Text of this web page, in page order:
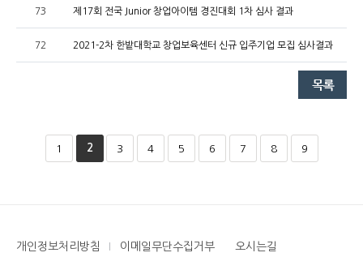
73 제17회 전국 Junior 창업아이템 경진대회 1차 심사 결과
72 2021-2차 한밭대학교 창업보육센터 신규 입주기업 모집 심사결과
1 2 3 4 5 6 7 8 9
개인정보처리방침 이메일무단수집거부 오시는길